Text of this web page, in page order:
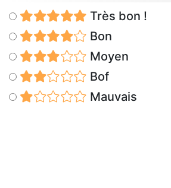
Très bon !
Bon
Moyen
Bof
Mauvais